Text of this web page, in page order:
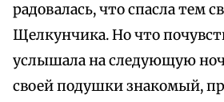
радовалась, что спасла тем
Щелкунчика. Но что
услышала на следующую
своей подушки знакомый,